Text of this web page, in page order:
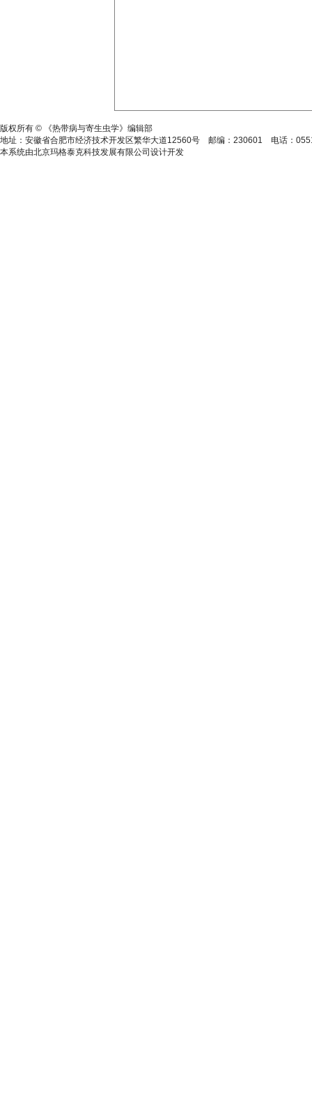
版权所有 © 《热带病与寄生虫学》编辑部
地址：安徽省合肥市经济技术开发区繁华大道12560号 邮编：230601 电话：
本系统由北京玛格泰克科技发展有限公司设计开发